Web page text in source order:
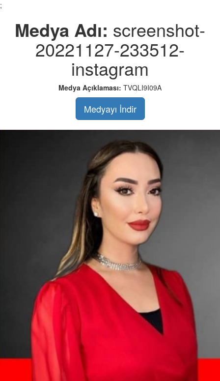
;
Medya Adı: screenshot-
20221127-233512-
instagram
Medya Açıklaması: TVQLI9I09A
Medyayı İndir